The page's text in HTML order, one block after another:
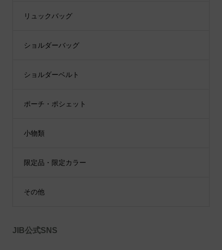
リュックバッグ
ショルダーバッグ
ショルダーベルト
ポーチ・ポシェット
小物類
限定品・限定カラー
その他
JIB公式SNS